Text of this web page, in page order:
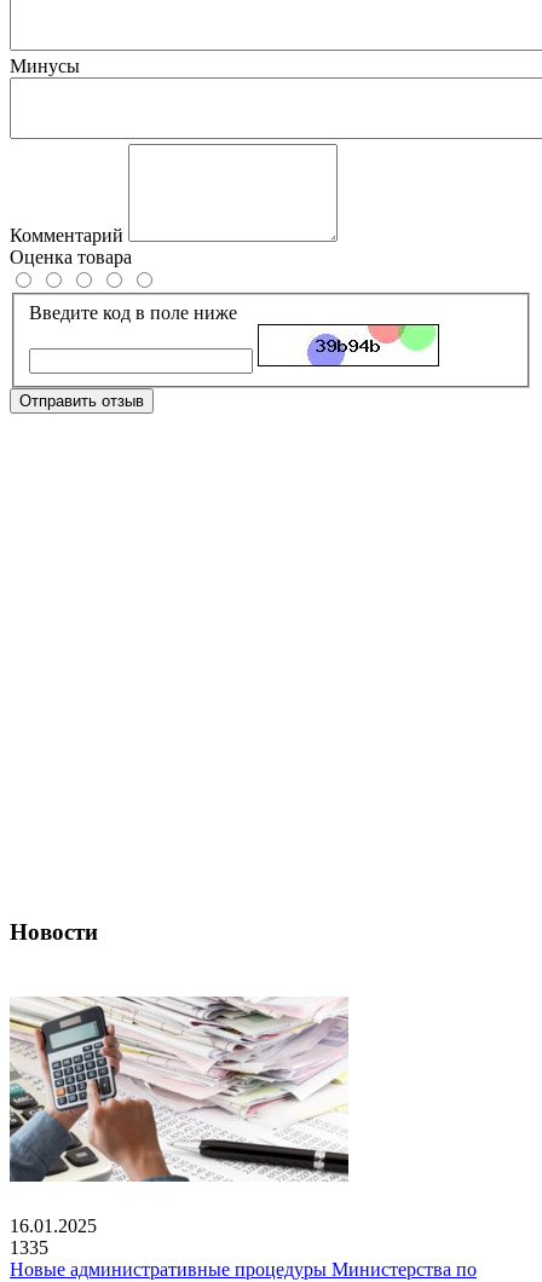
Минусы
Комментарий
Оценка товара
Введите код в поле ниже
Отправить отзыв
Новости
16.01.2025
1335
Новые административные процедуры Министерства по